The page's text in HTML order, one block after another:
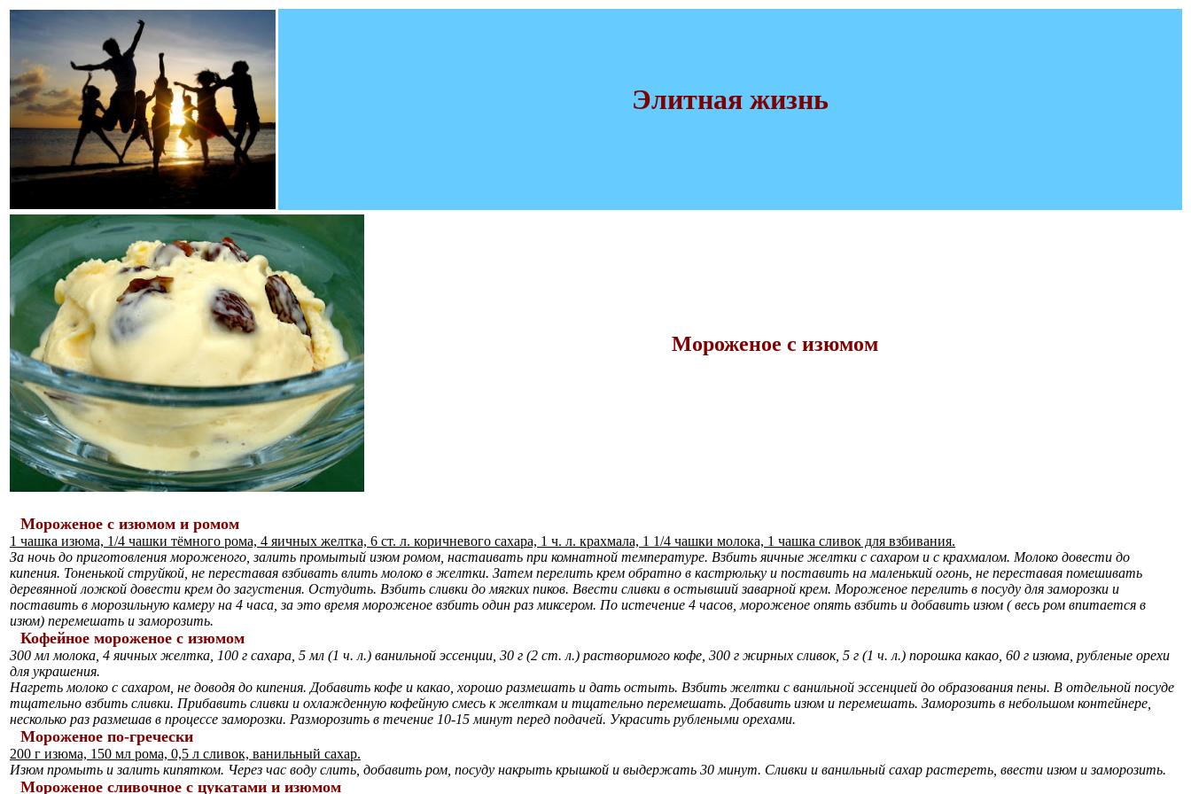
Элитная жизнь
Мороженое с изюмом
Мороженое с изюмом и ромом
1 чашка изюма, 1/4 чашки тёмного рома, 4 яичных желтка, 6 ст. л. коричневого сахара, 1 ч. л. крахмала, 1 1/4 чашки молока, 1 чашка сливок для взбивания.
За ночь до приготовления мороженого, залить промытый изюм ромом, настаивать при комнатной температуре. Взбить яичные желтки с сахаром и с крахмалом. Молоко довести до
кипения. Тоненькой струйкой, не переставая взбивать влить молоко в желтки. Затем перелить крем обратно в кастрюльку и поставить на маленький огонь, не переставая помешивать
деревянной ложкой довести крем до загустения. Остудить. Взбить сливки до мягких пиков. Ввести сливки в остывший заварной крем. Мороженое перелить в посуду для заморозки и
поставить в морозильную камеру на 4 часа, за это время мороженое взбить один раз миксером. По истечение 4 часов, мороженое опять взбить и добавить изюм ( весь ром впитается в
изюм) перемешать и заморозить.
Кофейное мороженое с изюмом
300 мл молока, 4 яичных желтка, 100 г сахара, 5 мл (1 ч. л.) ванильной эссенции, 30 г (2 cт. л.) растворимого кофе, 300 г жирных сливок, 5 г (1 ч. л.) порошка какао, 60 г изюма, рубленые орехи
для украшения.
Нагреть молоко с сахаром, не доводя до кипения. Добавить кофе и какао, хорошо размешать и дать остыть. Взбить желтки с ванильной эссенцией до образования пены. В отдельной посуде
тщательно взбить сливки. Прибавить сливки и охлажденную кофейную смесь к желткам и тщательно перемешать. Добавить изюм и перемешать. Заморозить в небольшом контейнере,
несколько раз размешав в процессе заморозки. Разморозить в течение 10-15 минут перед подачей. Украсить рублеными орехами.
Мороженое по-гречески
200 г изюма, 150 мл рома, 0,5 л сливок, ванильный сахар.
Изюм промыть и залить кипятком. Через час воду слить, добавить ром, посуду накрыть крышкой и выдержать 30 минут. Сливки и ванильный сахар растереть, ввести изюм и заморозить.
Мороженое сливочное с цукатами и изюмом